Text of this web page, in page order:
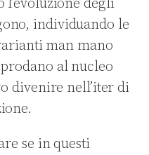
individuando le
man mano
al nucleo
divenire nell’iter di
se in questi